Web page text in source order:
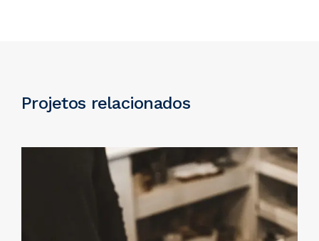
Projetos relacionados